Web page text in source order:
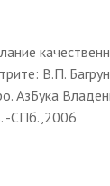
В.П.
АзБука
-СПб.,2006